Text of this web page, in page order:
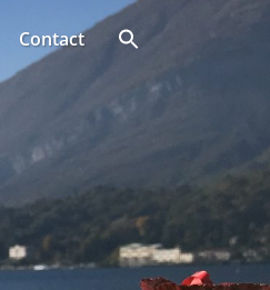
Contact